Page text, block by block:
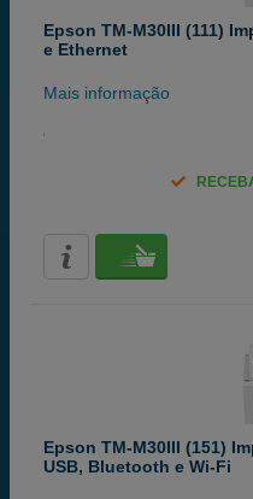
Epson TM-M30III (111)
e Ethernet
Mais informação
Epson TM-M30III (151)
USB, Bluetooth e Wi-Fi